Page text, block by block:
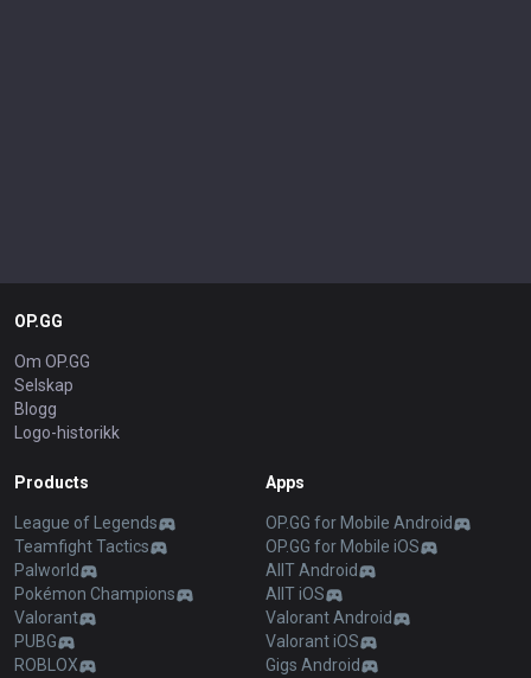
OP.GG
Om OP.GG
Selskap
Blogg
Logo-historikk
Products
League of Legends
Teamfight Tactics
Palworld
Pokémon Champions
Valorant
PUBG
ROBLOX
Apps
OP.GG for Mobile Android
OP.GG for Mobile iOS
AllT Android
AllT iOS
Valorant Android
Valorant iOS
Gigs Android